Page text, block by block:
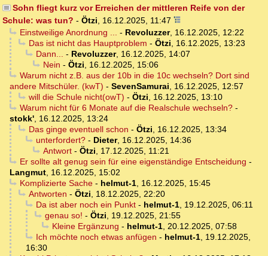
Sohn fliegt kurz vor Erreichen der mittleren Reife von der
Schule: was tun? - Ötzi, 16.12.2025, 11:47
Einstweilige Anordnung ... - Revoluzzer, 16.12.2025, 12:22
Das ist nicht das Hauptproblem - Ötzi, 16.12.2025, 13:23
Dann... - Revoluzzer, 16.12.2025, 14:07
Nein - Ötzi, 16.12.2025, 15:06
Warum nicht z.B. aus der 10b in die 10c wechseln? Dort sind
andere Mitschüler. (kwT) - SevenSamurai, 16.12.2025, 12:57
will die Schule nicht(owT) - Ötzi, 16.12.2025, 13:10
Warum nicht für 6 Monate auf die Realschule wechseln?-
stokk', 16.12.2025, 13:24
Das ginge eventuell schon - Ötzi, 16.12.2025, 13:34
unterfordert?- Dieter, 16.12.2025, 14:36
Antwort- Ötzi, 17.12.2025, 11:21
Er sollte alt genug sein für eine eigenständige Entscheidung -
Langmut, 16.12.2025, 15:02
Komplizierte Sache- helmut-1, 16.12.2025, 15:45
Antworten - Ötzi, 18.12.2025, 22:20
Da ist aber noch ein Punkt- helmut-1, 19.12.2025, 06:11
genau so! - Ötzi, 19.12.2025, 21:55
Kleine Ergänzung - helmut-1, 20.12.2025, 07:58
Ich möchte noch etwas anfügen - helmut-1, 19.12.2025,
16:30